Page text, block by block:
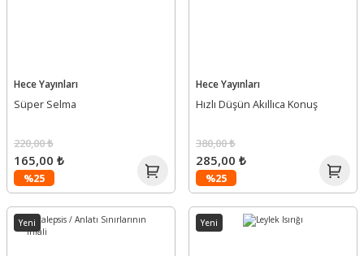
Hece Yayınları
Süper Selma
%25
220,00 ₺
165,00 ₺
Hece Yayınları
Hızlı Düşün Akıllıca Konuş
%25
380,00 ₺
285,00 ₺
Yeni Yeni